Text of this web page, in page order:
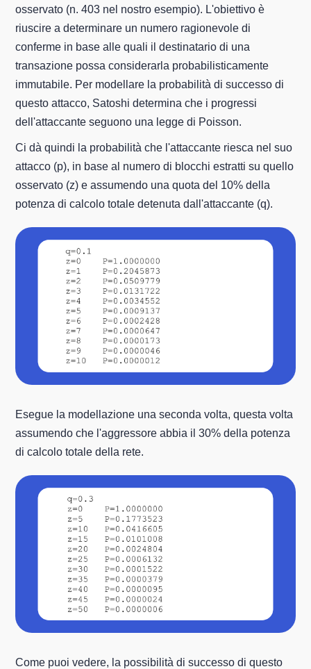
osservato (n. 403 nel nostro esempio). L'obiettivo è
riuscire a determinare un numero ragionevole di
conferme in base alle quali il destinatario di una
transazione possa considerarla probabilisticamente
immutabile. Per modellare la probabilità di successo di
questo attacco, Satoshi determina che i progressi
dell'attaccante seguono una legge di Poisson.
Ci dà quindi la probabilità che l'attaccante riesca nel suo
attacco (p), in base al numero di blocchi estratti su quello
osservato (z) e assumendo una quota del 10% della
potenza di calcolo totale detenuta dall'attaccante (q).
Esegue la modellazione una seconda volta, questa volta
assumendo che l'aggressore abbia il 30% della potenza
di calcolo totale della rete.
Come puoi vedere, la possibilità di successo di questo